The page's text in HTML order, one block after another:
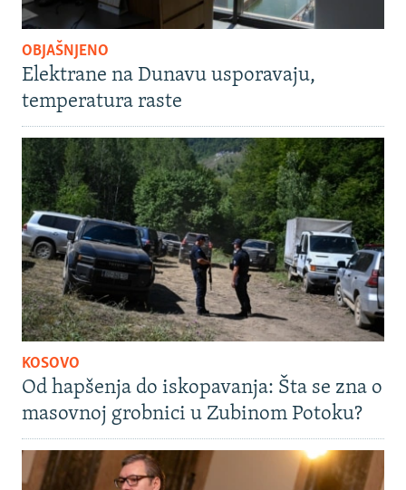
OBJAŠNJENO
Elektrane na Dunavu usporavaju,
temperatura raste
KOSOVO
Od hapšenja do iskopavanja: Šta se zna o
masovnoj grobnici u Zubinom Potoku?